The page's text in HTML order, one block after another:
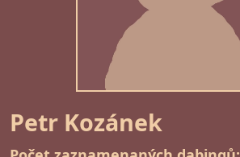
Petr Kozánek